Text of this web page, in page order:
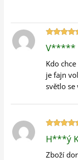
5z 5
Kdo
je fajn
světlo se
5z 5
H***ý
Zboží